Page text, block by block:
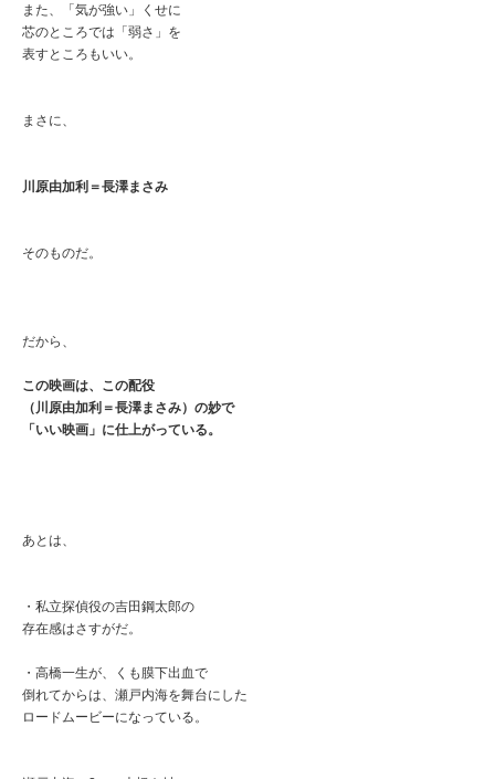
また、「気が強い」くせに
芯のところでは「弱さ」を
表すところもいい。
まさに、
川原由加利＝長澤まさみ
そのものだ。
だから、
この映画は、 この配役
（川原由加利＝長澤まさみ）の妙で
「いい映画」に仕上がっている。
あとは、
・私立探偵役の吉田鋼太郎の
存在感はさすがだ。
・高橋一生が、くも膜下出血で
倒れてからは、瀬戸内海を舞台にした
ロードムービーになっている。